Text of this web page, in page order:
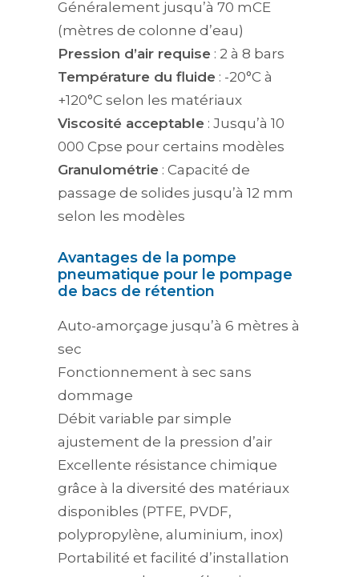
Généralement jusqu’à 70 mCE
(mètres de colonne d’eau)
Pression d’air requise : 2 à 8 bars
Température du fluide : -20°C à
+120°C selon les matériaux
Viscosité acceptable : Jusqu’à 10
000 Cpse pour certains modèles
Granulométrie : Capacité de
passage de solides jusqu’à 12 mm
selon les modèles
Avantages de la pompe
pneumatique pour le pompage
de bacs de rétention
Auto-amorçage jusqu’à 6 mètres à
sec
Fonctionnement à sec sans
dommage
Débit variable par simple
ajustement de la pression d’air
Excellente résistance chimique
grâce à la diversité des matériaux
disponibles (PTFE, PVDF,
polypropylène, aluminium, inox)
Portabilité et facilité d’installation